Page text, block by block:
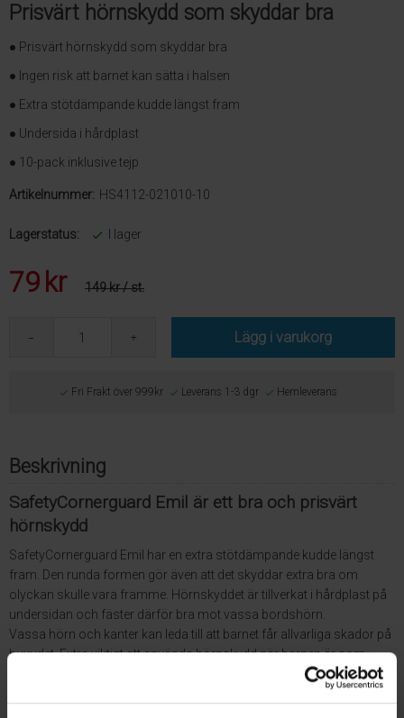
Prisvärt hörnskydd som skyddar bra
● Prisvärt hörnskydd som skyddar bra
● Ingen risk att barnet kan sätta i halsen
● Extra stötdämpande kudde längst fram
● Undersida i hårdplast
● 10-pack inklusive tejp
Artikelnummer: HS4112-021010-10
Lagerstatus: I lager
79 kr 149 kr/ st.
Lägg i varukorg
Fri Frakt över 999kr Leverans 1-3 dgr Hemleverans
Beskrivning
SafetyCornerguard Emil är ett bra och prisvärt
hörnskydd
SafetyCornerguard Emil har en extra stötdämpande kudde längst
fram. Den runda formen gör även att det skyddar extra bra om
olyckan skulle vara framme. Hörnskyddet är tillverkat i hårdplast på
undersidan och fäster därför bra mot vassa bordshörn.
Vassa hörn och kanter kan leda till att barnet får allvarliga skador på
huvudet. Extra viktigt att använda hörnskydd när barnen är som
Förpackningen innehåller 10 stycken inklusive vår egna utprovade